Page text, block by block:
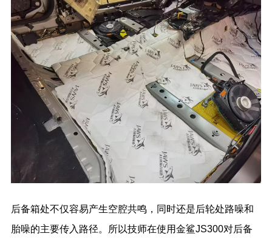
后备箱处不仅容易产生空腔共鸣，同时还是后轮处路噪和
胎噪的主要传入路径。所以技师在使用金鲨JS300对后备